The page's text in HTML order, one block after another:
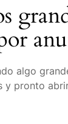
algo
y pronto